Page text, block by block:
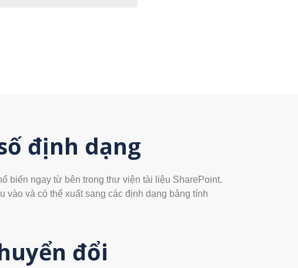
định dạng
biến ngay từ bên trong thư viện tài liệu SharePoint.
và có thể xuất sang các định dạng bảng tính
đổi